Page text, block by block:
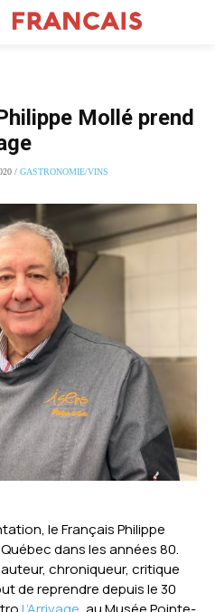
Mollé prend
/ GASTRONOMIE/VINS
le Français Philippe
dans les années 80.
chroniqueur, critique
de reprendre depuis le 30